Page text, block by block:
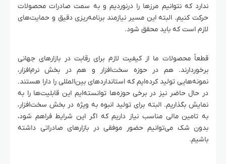
ندارد که نتوانیم مرزها را درنوردیم و به سمت صادرات محصولات
حرکت کنیم. البته این مسیر نیازمند برنامه‌ریزی دقیق و حمایت‌های
لازم است که باید محقق شود.
قطعاً محصولات ما از کیفیت لازم برای رقابت در بازارهای جهانی
برخوردارند. هم در حوزه سخت‌افزار و هم در بخش نرم‌افزار،
نمونه‌هایی تولید کرده‌ایم که استانداردهای بین‌المللی را دارا هستند.
در حال حاضر نیز در برخی حوزه‌ها توانسته‌ایم این قابلیت‌ها را به
نمایش بگذاریم. البته برای تولید انبوه به ویژه در بخش سخت‌افزار،
به تامین مالی مناسب نیاز داریم که اگر این شرایط فراهم شود،
بدون شک می‌توانیم حضور موفقی در بازارهای صادراتی داشته
باشیم.